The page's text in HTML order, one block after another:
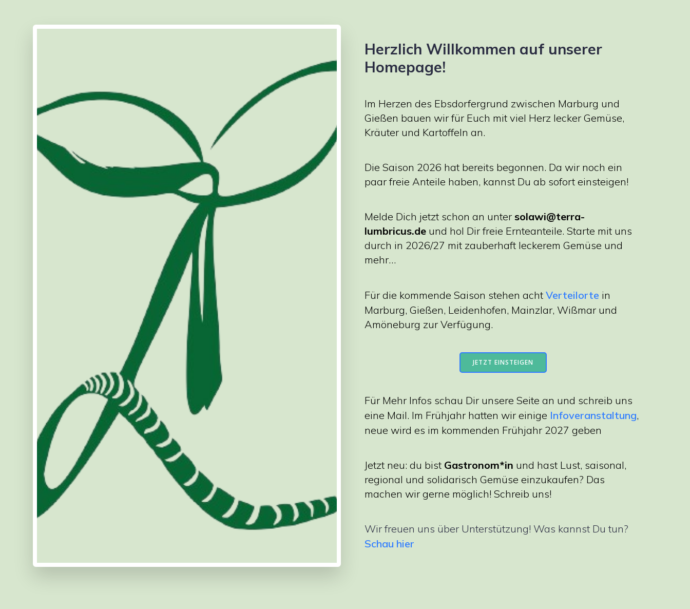
Herzlich Willkommen auf unserer
Homepage!
Im Herzen des Ebsdorfergrund zwischen Marburg und
Gießen bauen wir für Euch mit viel Herz lecker Gemüse,
Kräuter und Kartoffeln an.
Die Saison 2026 hat bereits begonnen. Da wir noch ein
paar freie Anteile haben, kannst Du ab sofort einsteigen!
Melde Dich jetzt schon an unter solawi@terra-
lumbricus.de und hol Dir freie Ernteanteile. Starte mit uns
durch in 2026/27 mit zauberhaft leckerem Gemüse und
mehr…
Für die kommende Saison stehen acht Verteilorte in
Marburg, Gießen, Leidenhofen, Mainzlar, Wißmar und
Amöneburg zur Verfügung.
JETZT EINSTEIGEN
Für Mehr Infos schau Dir unsere Seite an und schreib uns
eine Mail. Im Frühjahr hatten wir einige Infoveranstaltung,
neue wird es im kommenden Frühjahr 2027 geben
Jetzt neu: du bist Gastronom*in und hast Lust, saisonal,
regional und solidarisch Gemüse einzukaufen? Das
machen wir gerne möglich! Schreib uns!
Wir freuen uns über Unterstützung! Was kannst Du tun?
Schau hier